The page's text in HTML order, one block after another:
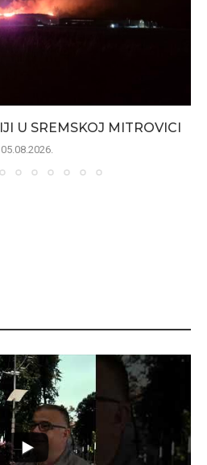
U SREMSKOJ MITROVICI
05.08.2026.